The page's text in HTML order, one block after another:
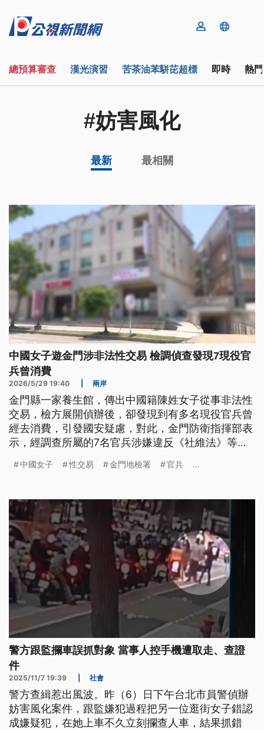
總預算審查 漢光演習 苦茶油苯駢芘超標 即時 熱
#妨害風化
最新 最相關
中國女子遊金門涉非法性交易 檢調偵查發現7現役官
兵曾消費
2026/5/29 19:40 兩岸
金門縣一家養生館，傳出中國籍陳姓女子從事非法性
交易，檢方展開偵辦後，卻發現到有多名現役官兵曾
經去消費，引發國安疑慮，對此，金門防衛指揮部表
示，經調查所屬的7名官兵涉嫌違反《社維法》等罪
中國女子 性交易 金門地檢署 官兵 ...
警方跟監攔車誤抓對象 當事人控手機遭取走、查證
件
2025/11/7 19:39 社會
警方查緝惹出風波。昨（6）日下午台北市員警偵辦
妨害風化案件，跟監嫌犯過程把另一位逛街女子錯認
成嫌疑犯，在她上車不久立刻攔查人車，結果抓錯